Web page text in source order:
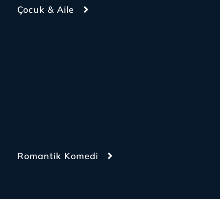
Çocuk & Aile
Romantik Komedi